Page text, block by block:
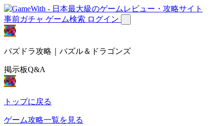
事前ガチャ ゲーム検索 ログイン
パズドラ攻略｜パズル＆ドラゴンズ
掲示板Q&A
トップに戻る
ゲーム攻略一覧を見る